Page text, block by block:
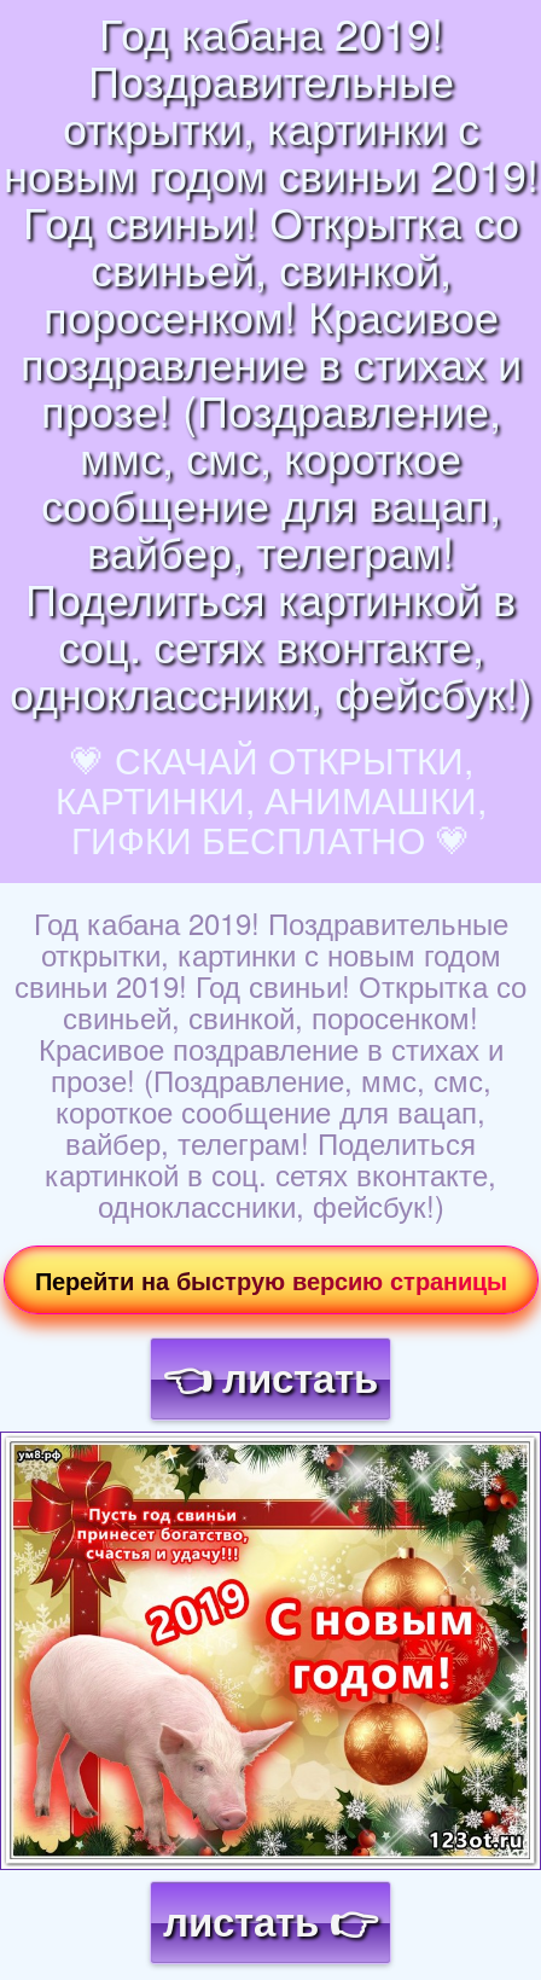
Год кабана 2019!
Поздравительные
открытки, картинки с
новым годом свиньи 2019!
Год свиньи! Открытка со
свиньей, свинкой,
поросенком! Красивое
поздравление в стихах и
прозе! (Поздравление,
ммс, смс, короткое
сообщение для вацап,
вайбер, телеграм!
Поделиться картинкой в
соц. сетях вконтакте,
одноклассники, фейсбук!)
💗 СКАЧАЙ ОТКРЫТКИ,
КАРТИНКИ, АНИМАШКИ,
ГИФКИ БЕСПЛАТНО 💗
Год кабана 2019! Поздравительные
открытки, картинки с новым годом
свиньи 2019! Год свиньи! Открытка со
свиньей, свинкой, поросенком!
Красивое поздравление в стихах и
прозе! (Поздравление, ммс, смс,
короткое сообщение для вацап,
вайбер, телеграм! Поделиться
картинкой в соц. сетях вконтакте,
одноклассники, фейсбук!)
Перейти на быструю версию страницы
👈 листать
Загрузка картинки...
листать 👉